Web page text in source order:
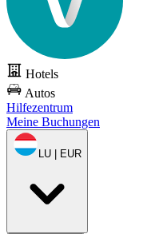
Hotels
Autos
Hilfezentrum
Meine Buchungen
LU | EUR